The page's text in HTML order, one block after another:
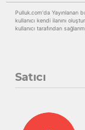
Pulluk.com'da Yayınlanan
kullanıcı kendi ilanını
kullanıcı tarafından
Satıcı